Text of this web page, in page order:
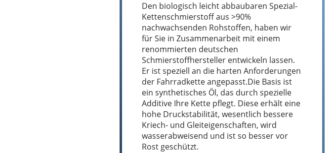
Den biologisch leicht abbaubaren Spezial-
Kettenschmierstoff aus >90%
nachwachsenden Rohstoffen, haben wir
für Sie in Zusammenarbeit mit einem
renommierten deutschen
Schmierstoffhersteller entwickeln lassen.
Er ist speziell an die harten Anforderungen
der Fahrradkette angepasst.Die Basis ist
ein synthetisches Öl, das durch spezielle
Additive Ihre Kette pflegt. Diese erhält eine
hohe Druckstabilität, wesentlich bessere
Kriech- und Gleiteigenschaften, wird
wasserabweisend und ist so besser vor
Rost geschützt.